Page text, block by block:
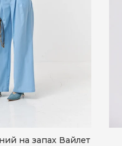
на запах Вайлет